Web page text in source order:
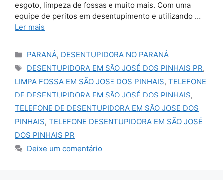
esgoto, limpeza de fossas e muito mais. Com uma
equipe de peritos em desentupimento e utilizando …
Ler mais
Categorias
PARANÁ, DESENTUPIDORA NO PARANÁ
Tags
DESENTUPIDORA EM SÃO JOSÉ DOS PINHAIS PR,
LIMPA FOSSA EM SÃO JOSE DOS PINHAIS, TELEFONE
DE DESENTUPIDORA EM SÃO JOSÉ DOS PINHAIS,
TELEFONE DE DESENTUPIDORA EM SÃO JOSE DOS
PINHAIS, TELEFONE DESENTUPIDORA EM SÃO JOSÉ
DOS PINHAIS PR
Deixe um comentário